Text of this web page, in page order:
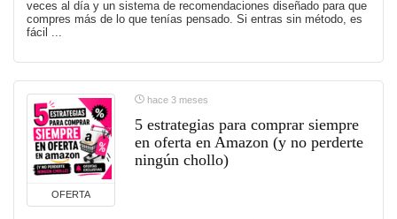
veces al día y un sistema de recomendaciones diseñado para que
compres más de lo que tenías pensado. Si entras sin método, es
fácil ...
OFERTA
hace 3 meses
5 estrategias para comprar siempre
en oferta en Amazon (y no perderte
ningún chollo)